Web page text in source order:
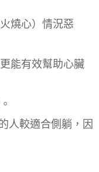
燒心）情況惡
能有效幫助心臟
人較適合側躺，因